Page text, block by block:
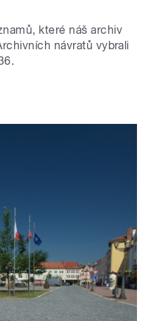
které náš archiv
návratů vybrali